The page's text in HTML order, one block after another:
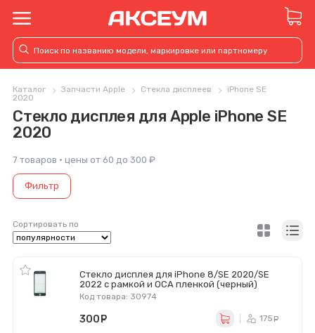
Каталог Запчасти Apple Стекла дисплеев
iPhone SE
2020
Стекло дисплея для Apple iPhone SE
2020
7 товаров · цены от 60 до 300 ₽
Фильтр
Сортировать по
Стекло дисплея для iPhone 8/SE 2020/SE
2022 с рамкой и OCA пленкой (черный)
Код товара: 30974
300 175